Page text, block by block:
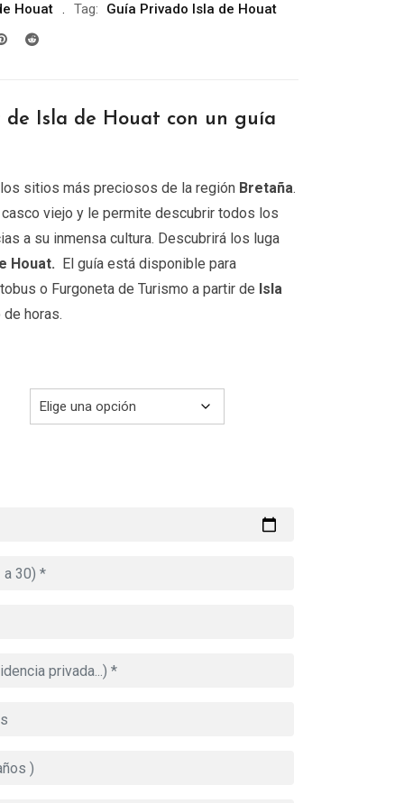
precios:
desde
809.00€
Houat Tag:
Guía Privado Isla de Houat
de Isla de Houat con un guía
sitios más preciosos de la región Bretaña.
viejo y le permite descubrir todos los
a su inmensa cultura. Descubrirá los luga
Houat. El guía está disponible para
o Furgoneta de Turismo a partir de Isla
de horas.